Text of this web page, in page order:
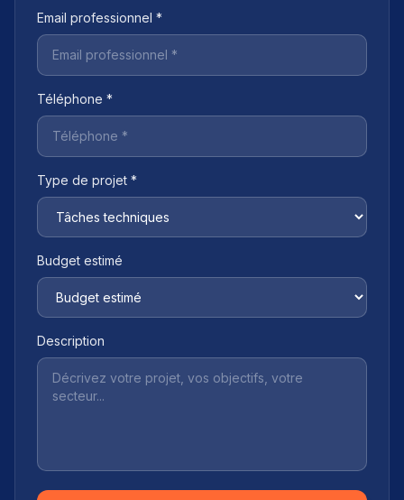
Email professionnel *
Téléphone *
Type de projet *
Budget estimé
Description